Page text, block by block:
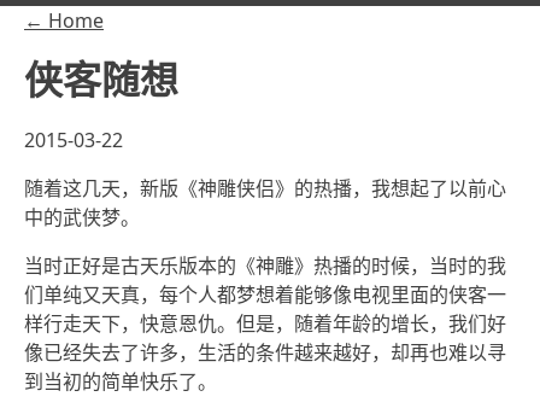
← Home
侠客随想
2015-03-22
随着这几天，新版《神雕侠侣》的热播，我想起了以前心
中的武侠梦。
当时正好是古天乐版本的《神雕》热播的时候，当时的我
们单纯又天真，每个人都梦想着能够像电视里面的侠客一
样行走天下，快意恩仇。但是，随着年龄的增长，我们好
像已经失去了许多，生活的条件越来越好，却再也难以寻
到当初的简单快乐了。